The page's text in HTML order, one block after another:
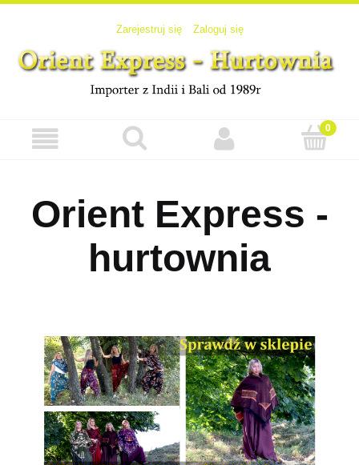
Zarejestruj się Zaloguj się
Orient Express -
hurtownia